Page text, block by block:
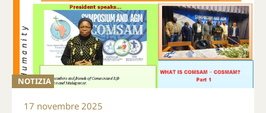
NOTIZIA
17 novembre 2025